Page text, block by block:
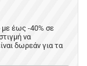
έως -40% σε
να
δωρεάν για τα